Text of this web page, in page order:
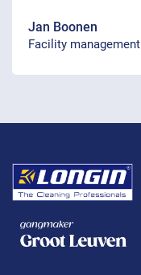
Jan Boonen
Facility management